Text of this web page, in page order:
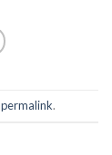
permalink.